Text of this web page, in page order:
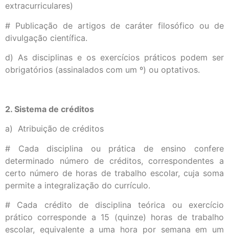
extracurriculares)
# Publicação de artigos de caráter filosófico ou de
divulgação científica.
d) As disciplinas e os exercícios práticos podem ser
obrigatórios (assinalados com um º) ou optativos.
2. Sistema de créditos
a) Atribuição de créditos
# Cada disciplina ou prática de ensino confere
determinado número de créditos, correspondentes a
certo número de horas de trabalho escolar, cuja soma
permite a integralização do currículo.
# Cada crédito de disciplina teórica ou exercício
prático corresponde a 15 (quinze) horas de trabalho
escolar, equivalente a uma hora por semana em um